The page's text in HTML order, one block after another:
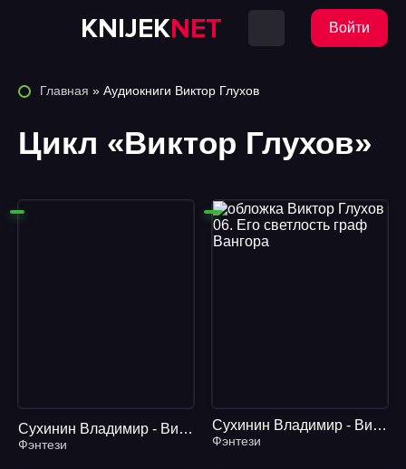
KNIJEKNET Войти
Главная » Аудиокниги Виктор Глухов
Цикл «Виктор Глухов»
Сухинин Владимир - Виктор Глухов 8, Пасынок удачи
Фэнтези
Сухинин Владимир - Виктор Глухов 06. Его светлость граф Вангора
Фэнтези